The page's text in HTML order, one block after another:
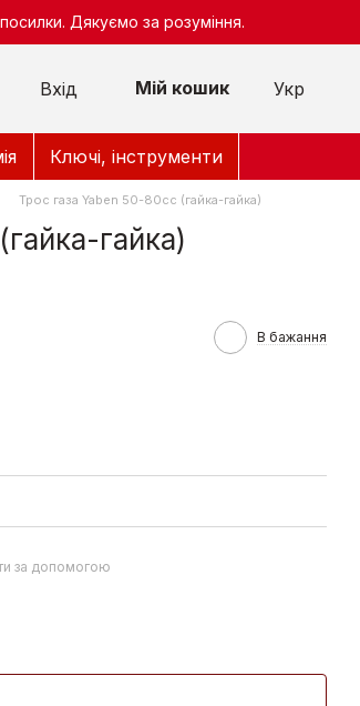
Дякуємо за розуміння.
Вхід Мій кошик Укр
Ключі, інструменти
Трос газа Yaben 50-80cc (гайка-гайка)
гайка)
В бажання
за допомогою